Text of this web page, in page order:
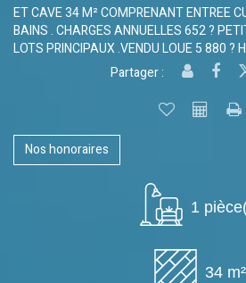
ET CAVE 34 M² COMPRENANT ENTREE
BAINS . CHARGES ANNUELLES 652 ?
LOTS PRINCIPAUX .VENDU LOUE 5 880 ?
Partager :
Nos honoraires
1
34 m²